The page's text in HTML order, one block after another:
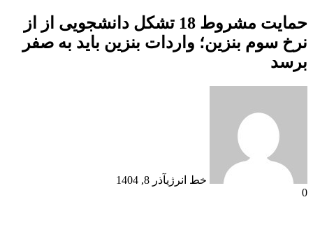
حمایت مشروط 18 تشکل دانشجویی از از
نرخ سوم بنزین؛ واردات بنزین باید به صفر
برسد
خط انرژیآذر 8, 1404
0